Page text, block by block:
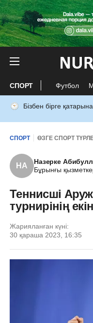
СПОРТ Футбол
Бізбен бірге
СПОРТ ӨЗГЕ СПОРТ
НА
Назерке
Бұрынғы
Теннисші
турнирінің
Жарияланған күні:
30 қараша 2023, 16:35